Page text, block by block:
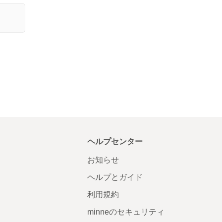
ヘルプセンター
お知らせ
ヘルプとガイド
利用規約
minneのセキュリティ